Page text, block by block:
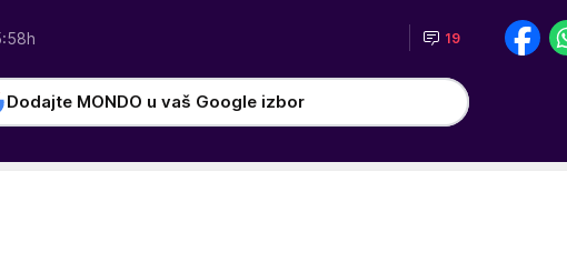
19
Dodajte MONDO u vaš Google izbor